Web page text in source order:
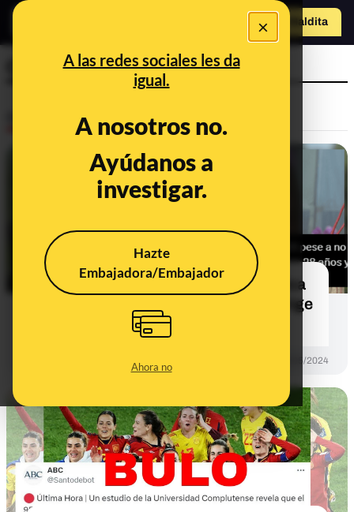
×
A las redes sociales les da
igual.
A nosotros no.
Ayúdanos a
investigar.
Hazte
Embajadora/Embajador
Ahora no
Hazte Maldito
a
Complutense
No, Begoña Gómez no es catedrática
en la Universidad Complutense: dirige
03/05/2024